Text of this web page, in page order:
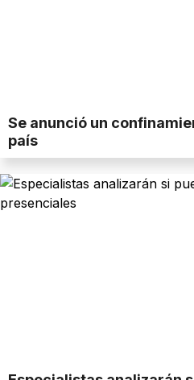
Se anunció un
país